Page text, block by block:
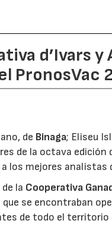
d’Ivars
PronosVac
de Binaga; Eliseu
de la octava edición
los mejores analistas
la Cooperativa
se encontraban
de todo el territorio